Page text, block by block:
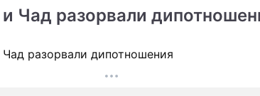
Чад разорвали